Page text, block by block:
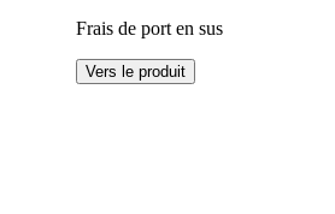
Frais de port en sus
Ce
produit
Vers le produit